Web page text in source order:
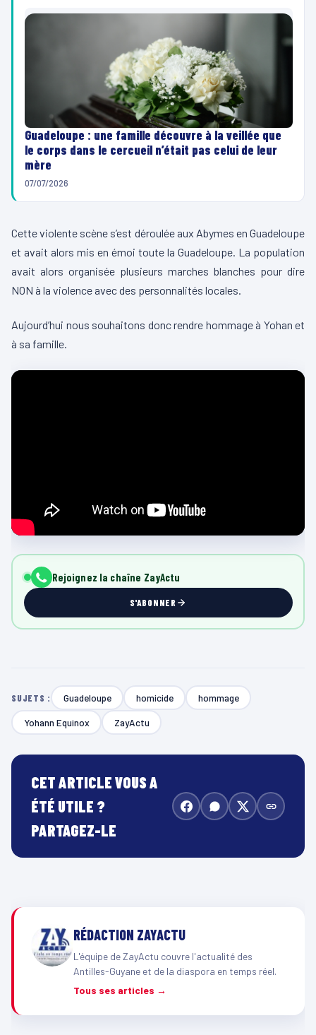
Guadeloupe : une famille découvre à la veillée que
le corps dans le cercueil n’était pas celui de leur
mère
07/07/2026
Cette violente scène s’est déroulée aux Abymes en Guadeloupe
et avait alors mis en émoi toute la Guadeloupe. La population
avait alors organisée plusieurs marches blanches pour dire
NON à la violence avec des personnalités locales.
Aujourd’hui nous souhaitons donc rendre hommage à Yohan et
à sa famille.
Rejoignez la chaîne ZayActu
S'ABONNER
SUJETS : Guadeloupe homicide hommage
Yohann Equinox ZayActu
CET ARTICLE VOUS A
ÉTÉ UTILE ?
PARTAGEZ-LE
RÉDACTION ZAYACTU
L'équipe de ZayActu couvre l'actualité des
Antilles-Guyane et de la diaspora en temps réel.
Tous ses articles →